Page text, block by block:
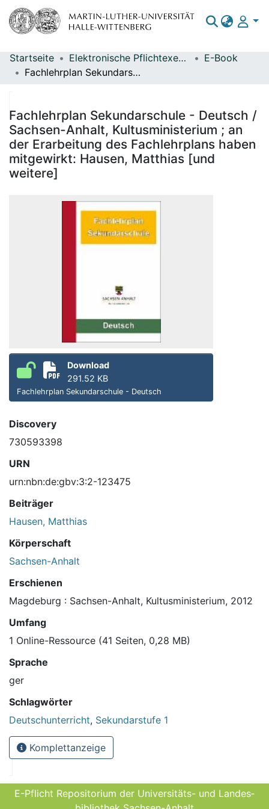
Bereiche & Sammlungen
Statistiken
Startseite Elektronische Pflichtexemplare
E-Book
Fachlehrplan Sekundarschule - Deutsch / Sachsen-Anhalt, Kultusministerium ; an der Erarbeitung des Fachlehrplans haben mitgewirkt: Hausen, Matthias [und weitere]
Fachlehrplan Sekundarschule - Deutsch /
Sachsen-Anhalt, Kultusministerium ; an
der Erarbeitung des Fachlehrplans haben
mitgewirkt: Hausen, Matthias [und
weitere]
Download
291.52 KB
Fachlehrplan Sekundarschule - Deutsch
Discovery
730593398
URN
urn:nbn:de:gbv:3:2-123475
Beiträger
Hausen, Matthias
Körperschaft
Sachsen-Anhalt
Erschienen
Magdeburg : Sachsen-Anhalt, Kultusministerium, 2012
Umfang
1 Online-Ressource (41 Seiten, 0,28 MB)
Sprache
ger
Schlagwörter
Deutschunterricht, Sekundarstufe 1
Komplettanzeige
E-Pflicht Repositorium der Universitäts- und Landes­